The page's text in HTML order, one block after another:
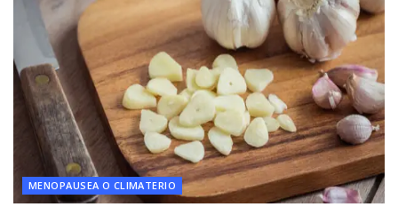
MENOPAUSEA O CLIMATERIO